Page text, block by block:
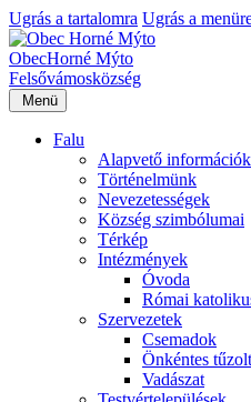
Ugrás a tartalomra Ugrás a
ObecHorné Mýto
Felsővámosközség
Menü
Falu
Alapvető információk
Történelmünk
Nevezetességek
Község szimbólumai
Térkép
Intézmények
Óvoda
Római
Szervezetek
Csemadok
Önkéntes
Vadászat